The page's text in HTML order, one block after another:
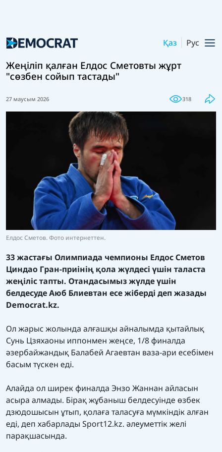
Қаз Рус
Жеңіліп қалған Елдос Сметовты жұрт
"сөзбен сойып тастады"
27 маусым 2026 318
Елдос Сметов. Фото интернеттен.
33 жастағы Олимпиада чемпионы Елдос Сметов
Циндао Гран-приінің қола жүлдесі үшін таласта
жеңіліс тапты. Отандасымыз жүлде үшін
белдесуде Аюб Блиевтан есе жіберді деп жазады
Democrat.kz.
Ол жарыс жолында алғашқы айналымда қытайлық
Сунь Цзяхаоны иппонмен жеңсе, 1/8 финалда
әзербайжандық Балабей Агаевтан ваза-ари есебімен
басым түскен еді.
Алайда ол ширек финалда Энзо Жаннан айласын
асыра алмады. Бірақ жұбаныш белдесуінде өзбек
дзюдошысын ұтып, қолаға таласуға мүмкіндік алған
еді, деп хабарлады Sport12.kz. әлеуметтік желі
парақшасында.